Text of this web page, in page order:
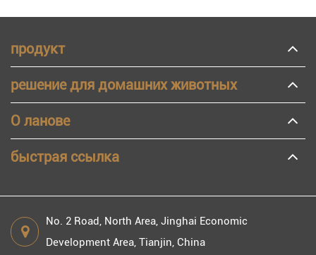
продукт
решение для домашних животных
О ланове
быстрая ссылка
No. 2 Road, North Area, Jinghai Economic
Development Area, Tianjin, China